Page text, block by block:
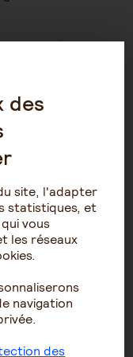
d’épargne
retraite
la
PME.
en
que jamais
Des
sont là pour
choix.
des
site, l'adapter
statistiques, et
vous
les réseaux
navigation
des